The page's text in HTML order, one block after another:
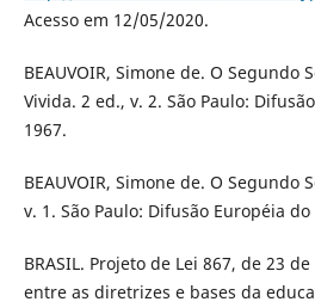
Acesso em 12/05/2020.
BEAUVOIR, Simone de. O Segundo
Vivida. 2 ed., v. 2. São Paulo:
1967.
BEAUVOIR, Simone de. O Segundo
v. 1. São Paulo: Difusão Européia do
BRASIL. Projeto de Lei 867, de 23
entre as diretrizes e bases da